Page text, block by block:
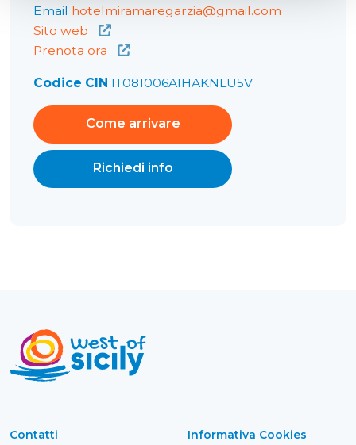
Email hotelmiramaregarzia@gmail.com
Sito web
Prenota ora
Codice CIN IT081006A1HAKNLU5V
Come arrivare
Richiedi info
Contatti Informativa Cookies